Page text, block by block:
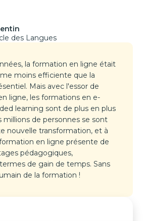
des Langues
la formation en ligne était
moins efficiente que la
Mais avec l'essor de
ligne, les formations en e-
learning sont de plus en plus
millions de personnes se sont
nouvelle transformation, et à
en ligne présente de
pédagogiques,
de gain de temps. Sans
de la formation !